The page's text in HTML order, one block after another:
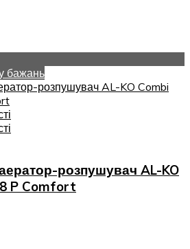
бажань
розпушувач AL-KO
P Comfort